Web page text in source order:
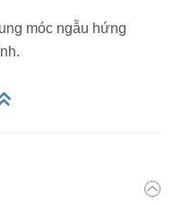
móc ngẫu hứng